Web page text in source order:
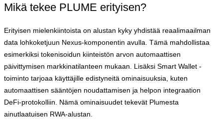
Mikä tekee PLUME erityisen?
Erityisen mielenkiintoista on alustan kyky yhdistää reaalimaailman
data lohkoketjuun Nexus-komponentin avulla. Tämä mahdollistaa
esimerkiksi tokenisoidun kiinteistön arvon automaattisen
päivittymisen markkinatilanteen mukaan. Lisäksi Smart Wallet -
toiminto tarjoaa käyttäjille edistyneitä ominaisuuksia, kuten
automaattisen sääntöjen noudattamisen ja helpon integraation
DeFi-protokolliin. Nämä ominaisuudet tekevät Plumesta
ainutlaatuisen RWA-alustan.